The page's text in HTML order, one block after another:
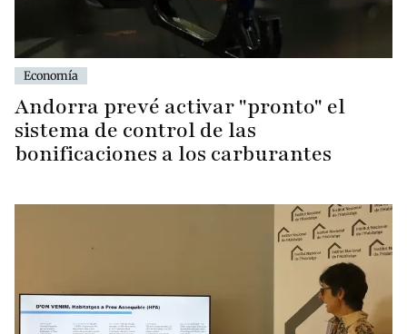
Economía
Andorra prevé activar "pronto" el
sistema de control de las
bonificaciones a los carburantes